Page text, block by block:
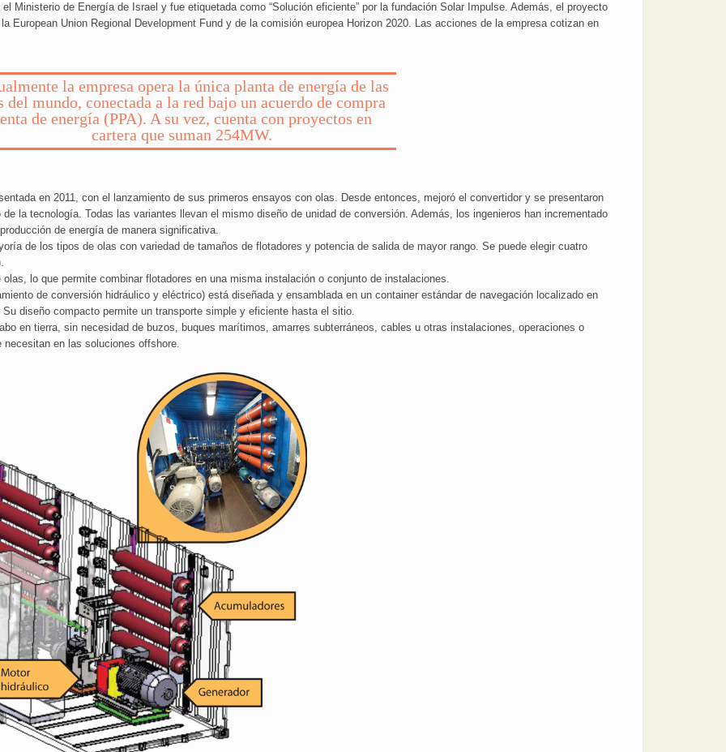
Ministerio de Energía de Israel y fue etiquetada como “Solución eficiente” por la fundación Solar Impulse. Además, el proyecto
European Union Regional Development Fund y de la comisión europea Horizon 2020. Las acciones de la empresa cotizan en
la empresa opera la única planta de energía de las
del mundo, conectada a la red bajo un acuerdo de compra
de energía (PPA). A su vez, cuenta con proyectos en
cartera que suman 254MW.
en 2011, con el lanzamiento de sus primeros ensayos con olas. Desde entonces, mejoró el convertidor y se presentaron
la tecnología. Todas las variantes llevan el mismo diseño de unidad de conversión. Además, los ingenieros han incrementado
de energía de manera significativa.
de los tipos de olas con variedad de tamaños de flotadores y potencia de salida de mayor rango. Se puede elegir cuatro
lo que permite combinar flotadores en una misma instalación o conjunto de instalaciones.
de conversión hidráulico y eléctrico) está diseñada y ensamblada en un container estándar de navegación localizado en
diseño compacto permite un transporte simple y eficiente hasta el sitio.
en tierra, sin necesidad de buzos, buques marítimos, amarres subterráneos, cables u otras instalaciones, operaciones o
en las soluciones offshore.